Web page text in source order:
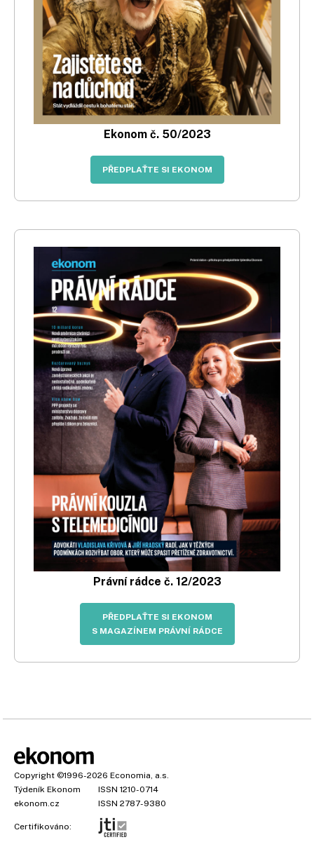
Ekonom č. 50/2023
PŘEDPLAŤTE SI EKONOM
Právní rádce č. 12/2023
PŘEDPLAŤTE SI EKONOM
S MAGAZÍNEM PRÁVNÍ RÁDCE
Copyright ©1996-2026 Economia, a.s.
Týdeník Ekonom
ISSN 1210-0714
ekonom.cz
ISSN 2787-9380
Certifikováno: